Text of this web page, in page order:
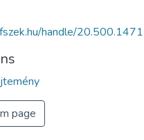
handle/
page